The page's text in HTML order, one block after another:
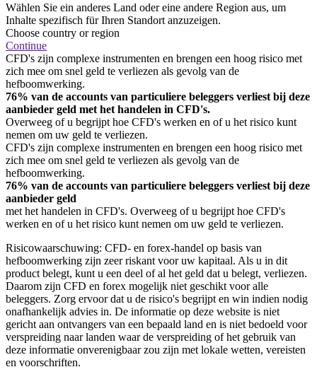
Wählen Sie ein anderes Land oder eine andere Region aus, um
Inhalte spezifisch für Ihren Standort anzuzeigen.
Choose country or region
Continue
CFD's zijn complexe instrumenten en brengen een hoog risico met
zich mee om snel geld te verliezen als gevolg van de
hefboomwerking.
76% van de accounts van particuliere beleggers verliest bij deze
aanbieder geld met het handelen in CFD's.
Overweeg of u begrijpt hoe CFD's werken en of u het risico kunt
nemen om uw geld te verliezen.
CFD's zijn complexe instrumenten en brengen een hoog risico met
zich mee om snel geld te verliezen als gevolg van de
hefboomwerking.
76% van de accounts van particuliere beleggers verliest bij deze
aanbieder geld
met het handelen in CFD's. Overweeg of u begrijpt hoe CFD's
werken en of u het risico kunt nemen om uw geld te verliezen.
Risicowaarschuwing: CFD- en forex-handel op basis van
hefboomwerking zijn zeer riskant voor uw kapitaal. Als u in dit
product belegt, kunt u een deel of al het geld dat u belegt, verliezen.
Daarom zijn CFD en forex mogelijk niet geschikt voor alle
beleggers. Zorg ervoor dat u de risico's begrijpt en win indien nodig
onafhankelijk advies in. De informatie op deze website is niet
gericht aan ontvangers van een bepaald land en is niet bedoeld voor
verspreiding naar landen waar de verspreiding of het gebruik van
deze informatie onverenigbaar zou zijn met lokale wetten, vereisten
en voorschriften.